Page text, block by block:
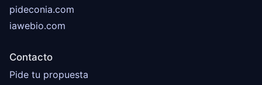
pideconia.com
iawebio.com
Contacto
Pide tu propuesta